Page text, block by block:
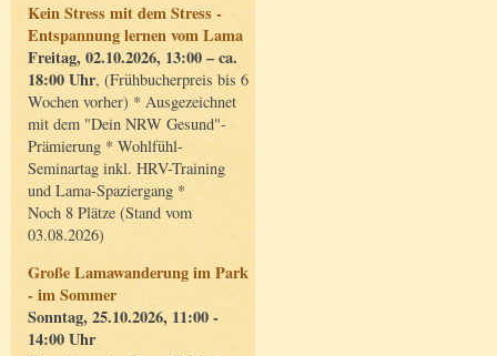
Kein Stress mit dem Stress -
Entspannung lernen vom Lama
Freitag, 02.10.2026, 13:00 – ca.
18:00 Uhr, (Frühbucherpreis bis 6
Wochen vorher) * Ausgezeichnet
mit dem "Dein NRW Gesund"-
Prämierung * Wohlfühl-
Seminartag inkl. HRV-Training
und Lama-Spaziergang *
Noch 8 Plätze (Stand vom
03.08.2026)
Große Lamawanderung im Park
- im Sommer
Sonntag, 25.10.2026, 11:00 -
14:00 Uhr